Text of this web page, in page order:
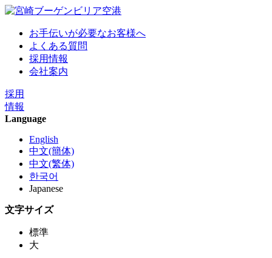
お手伝いが必要なお客様へ
よくある質問
採用情報
会社案内
採用
情報
Language
English
中文(簡体)
中文(繁体)
한국어
Japanese
文字サイズ
標準
大